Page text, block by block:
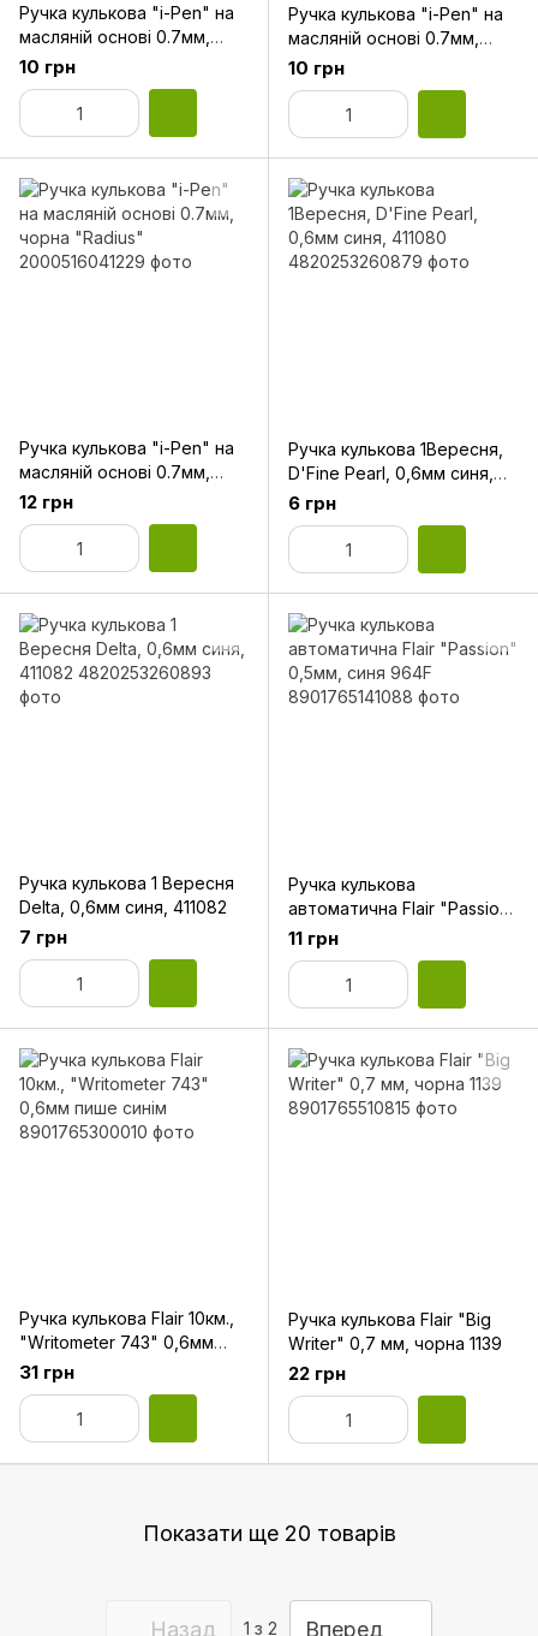
Ручка кулькова "i-Pen" на
масляній основі 0.7мм,
червона "Radius"
10 грн
Ручка кулькова "i-Pen" на
масляній основі 0.7мм,
фіолетова "Radius"
10 грн
Ручка кулькова "i-Pen" на
масляній основі 0.7мм,
чорна "Radius"
12 грн
Ручка кулькова 1Вересня,
D'Fine Pearl, 0,6мм синя,
411080
6 грн
Ручка кулькова 1 Вересня
Delta, 0,6мм синя, 411082
7 грн
Ручка кулькова
автоматична Flair "Passion"
0,5мм, синя 964F
11 грн
Ручка кулькова Flair 10км.,
"Writometer 743" 0,6мм
пише синім
31 грн
Ручка кулькова Flair "Big
Writer" 0,7 мм, чорна 1139
22 грн
Показати ще 20 товарів
Назад 1 з 2 Вперед